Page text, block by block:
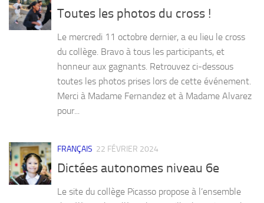
Toutes les photos du cross !
Le mercredi 11 octobre dernier, a eu lieu le cross
du collège. Bravo à tous les participants, et
honneur aux gagnants. Retrouvez ci-dessous
toutes les photos prises lors de cette événement.
Merci à Madame Fernandez et à Madame Alvarez
pour...
FRANÇAIS 22 FÉVRIER 2024
Dictées autonomes niveau 6e
Le site du collège Picasso propose à l’ensemble